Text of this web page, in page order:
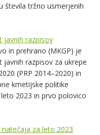
števila tržno usmerjenih
javnih razpisov
in prehrano (MKGP) je
razpisov za ukrepe
(PRP 2014–2020) in
kmetijske politike
2023 in prvo polovico
za leto 2023